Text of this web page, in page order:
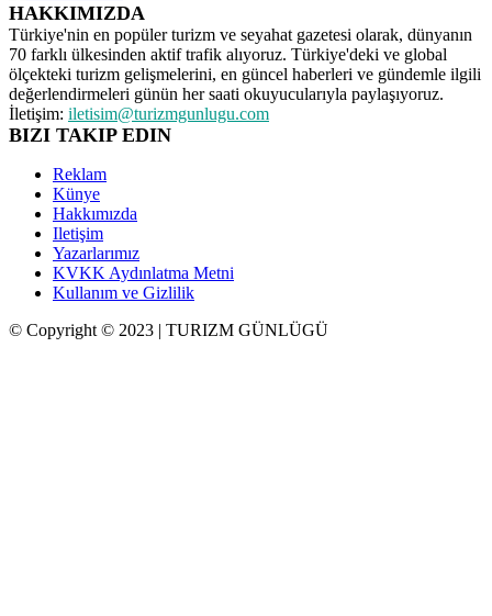
HAKKIMIZDA
Türkiye'nin en popüler turizm ve seyahat gazetesi olarak, dünyanın
70 farklı ülkesinden aktif trafik alıyoruz. Türkiye'deki ve global
ölçekteki turizm gelişmelerini, en güncel haberleri ve gündemle ilgili
değerlendirmeleri günün her saati okuyucularıyla paylaşıyoruz.
İletişim: iletisim@turizmgunlugu.com
BIZI TAKIP EDIN
Reklam
Künye
Hakkımızda
Iletişim
Yazarlarımız
KVKK Aydınlatma Metni
Kullanım ve Gizlilik
© Copyright © 2023 | TURIZM GÜNLÜGÜ